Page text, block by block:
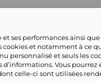
ligne
de la Marketplace
ses performances ainsi
cookies et notamment à ce
personnalisé et seuls les
Vous
celle-ci sont utilisées